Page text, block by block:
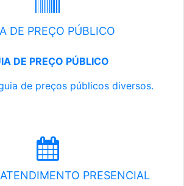
DE PREÇO PÚBLICO
DE PREÇO PÚBLICO
de preços públicos diversos.
PRESENCIAL